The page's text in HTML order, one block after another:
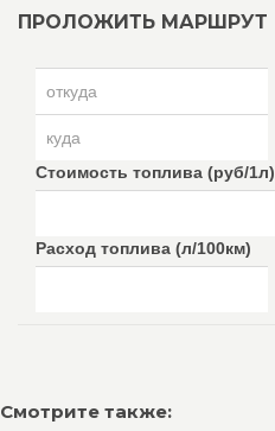
ПРОЛОЖИТЬ МАРШРУТ
Стоимость топлива (руб/1л)
Расход топлива (л/100км)
Смотрите также: